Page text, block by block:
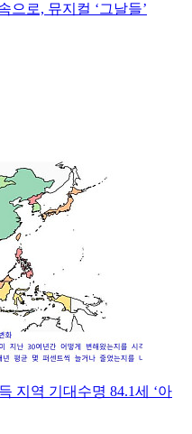
으로, 뮤지컬 ‘그날들’
지역 기대수명 84.1세 ‘아